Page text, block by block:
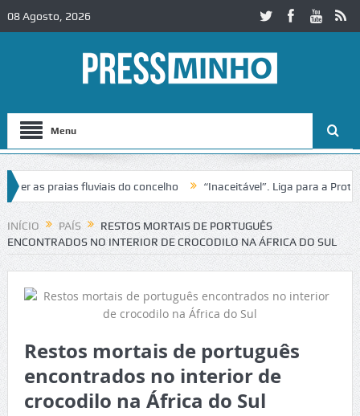
08 Agosto, 2026
Menu
praias fluviais do concelho “Inaceitável”. Liga para a Proteção
de trânsito no IC2 em Alcobaça Igreja do Castelo de
INÍCIO PAÍS
RESTOS MORTAIS DE PORTUGUÊS
ENCONTRADOS NO INTERIOR DE CROCODILO NA ÁFRICA DO SUL
Restos mortais de português
encontrados no interior de
crocodilo na África do Sul